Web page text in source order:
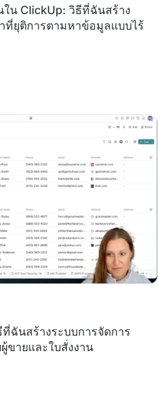
น ClickUp: วิธีที่ฉันสร้าง
ที่ยุติการตามหาข้อมูลแบบไร้
ฉันสร้างระบบการจัดการ
ขายและใบสั่งงาน